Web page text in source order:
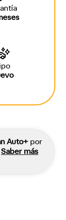
Auto+ por
Saber más